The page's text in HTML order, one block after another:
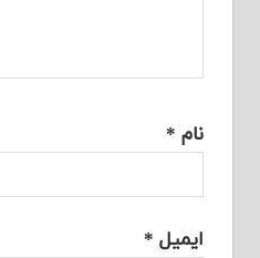
نام *
ایمیل *